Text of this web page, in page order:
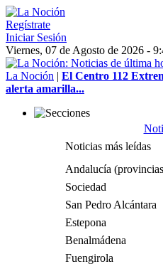
Regístrate
Iniciar Sesión
Viernes, 07 de Agosto de 2026 -
La Noción | El Centro 112
alerta amarilla...
Noticias más leídas
Andalucía
Sociedad
San Pedro Alcántara
Estepona
Benalmádena
Fuengirola